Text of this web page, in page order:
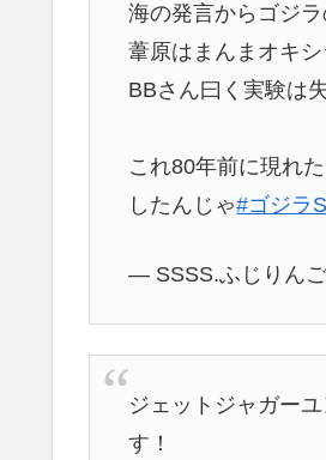
海の発言からゴジ
葦原はまんまオキ
BBさん曰く実験は
これ80年前に現れ
したんじゃ#ゴジラ
— SSSS.ふじりん
ジェットジャガー
す！